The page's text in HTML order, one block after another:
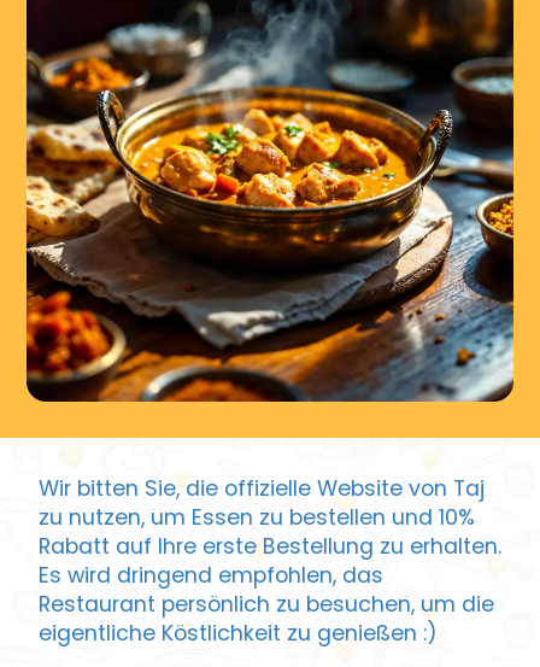
Wir bitten Sie, die offizielle Website von Taj
zu nutzen, um Essen zu bestellen und 10%
Rabatt auf Ihre erste Bestellung zu erhalten.
Es wird dringend empfohlen, das
Restaurant persönlich zu besuchen, um die
eigentliche Köstlichkeit zu genießen :)